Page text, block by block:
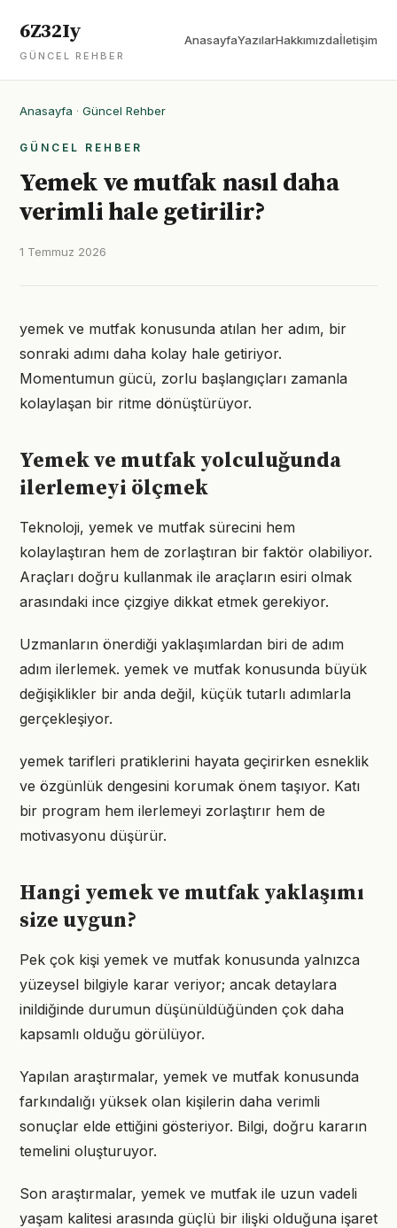
6Z32Iy
GÜNCEL REHBER
AnasayfaYazılarHakkımızdaİletişim
Anasayfa · Güncel Rehber
GÜNCEL REHBER
Yemek ve mutfak nasıl daha
verimli hale getirilir?
1 Temmuz 2026
yemek ve mutfak konusunda atılan her adım, bir
sonraki adımı daha kolay hale getiriyor.
Momentumun gücü, zorlu başlangıçları zamanla
kolaylaşan bir ritme dönüştürüyor.
Yemek ve mutfak yolculuğunda
ilerlemeyi ölçmek
Teknoloji, yemek ve mutfak sürecini hem
kolaylaştıran hem de zorlaştıran bir faktör olabiliyor.
Araçları doğru kullanmak ile araçların esiri olmak
arasındaki ince çizgiye dikkat etmek gerekiyor.
Uzmanların önerdiği yaklaşımlardan biri de adım
adım ilerlemek. yemek ve mutfak konusunda büyük
değişiklikler bir anda değil, küçük tutarlı adımlarla
gerçekleşiyor.
yemek tarifleri pratiklerini hayata geçirirken esneklik
ve özgünlük dengesini korumak önem taşıyor. Katı
bir program hem ilerlemeyi zorlaştırır hem de
motivasyonu düşürür.
Hangi yemek ve mutfak yaklaşımı
size uygun?
Pek çok kişi yemek ve mutfak konusunda yalnızca
yüzeysel bilgiyle karar veriyor; ancak detaylara
inildiğinde durumun düşünüldüğünden çok daha
kapsamlı olduğu görülüyor.
Yapılan araştırmalar, yemek ve mutfak konusunda
farkındalığı yüksek olan kişilerin daha verimli
sonuçlar elde ettiğini gösteriyor. Bilgi, doğru kararın
temelini oluşturuyor.
Son araştırmalar, yemek ve mutfak ile uzun vadeli
yaşam kalitesi arasında güçlü bir ilişki olduğuna işaret